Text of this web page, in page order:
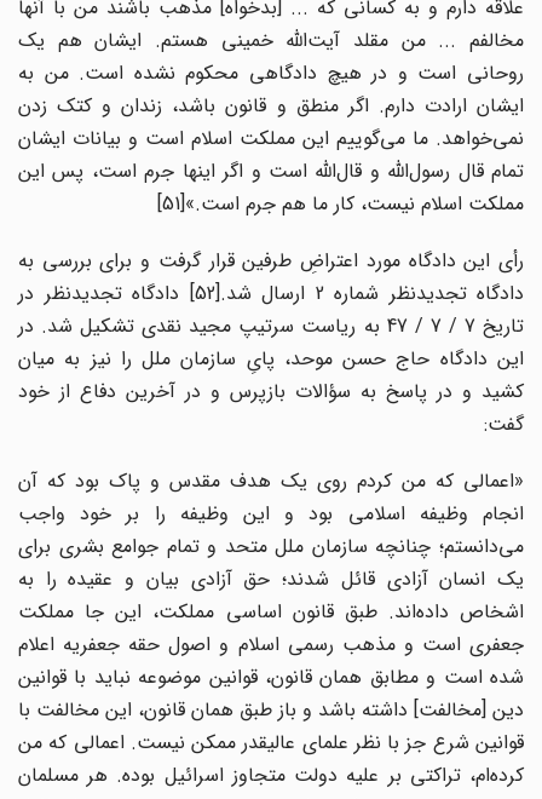
علاقه دارم و به کسانی که ... [بدخواه] مذهب باشند من با آنها
مخالفم ... من مقلد آیت‌الله خمینی هستم. ایشان هم یک
روحانی است و در هیچ دادگاهی محکوم نشده است. من به
ایشان ارادت دارم. اگر منطق و قانون باشد، زندان و کتک زدن
نمی‌خواهد. ما می‌گوییم این مملکت اسلام است و بیانات ایشان
تمام قال رسول‌الله و قال‌الله است و اگر اینها جرم است، پس این
مملکت اسلام نیست، کار ما هم جرم است.»[51]
رأی این دادگاه مورد اعتراضِ طرفین قرار گرفت و برای بررسی به
دادگاه تجدیدنظر شماره 2 ارسال شد.[52] دادگاه تجدیدنظر در
تاریخ 7 / 7 / 47 به ریاست سرتیپ مجید نقدی تشکیل شد. در
این دادگاه حاج حسن موحد، پایِ سازمان ملل را نیز به میان
کشید و در پاسخ به سؤالات بازپرس و در آخرین دفاع از خود
گفت:
«اعمالی که من کردم روی یک هدف مقدس و پاک بود که آن
انجام وظیفه اسلامی بود و این وظیفه را بر خود واجب
می‌دانستم؛ چنانچه سازمان ملل متحد و تمام جوامع بشری برای
یک انسان آزادی قائل شدند؛ حق آزادی بیان و عقیده را به
اشخاص داده‌اند. طبق قانون اساسی مملکت، این جا مملکت
جعفری است و مذهب رسمی اسلام و اصول حقه جعفریه اعلام
شده است و مطابق همان قانون، قوانین موضوعه نباید با قوانین
دین [مخالفت] داشته باشد و باز طبق همان قانون، این مخالفت با
قوانین شرع جز با نظر علمای عالیقدر ممکن نیست. اعمالی که من
کرده‌ام، تراکتی بر علیه دولت متجاوز اسرائیل بوده. هر مسلمان